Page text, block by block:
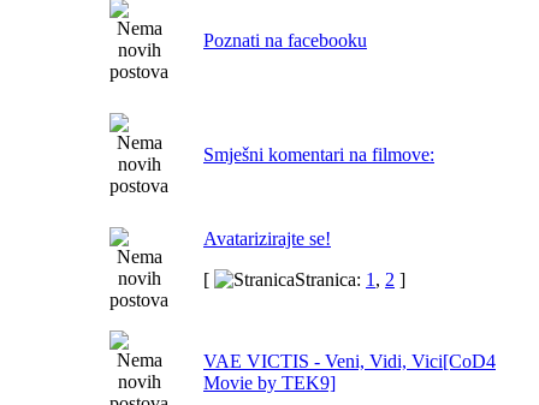
Poznati na facebooku
Smješni komentari na filmove:
Avatarizirajte se!
[
Stranica: 1 , 2 ]
VAE VICTIS - Veni, Vidi, Vici[CoD4
Movie by TEK9]